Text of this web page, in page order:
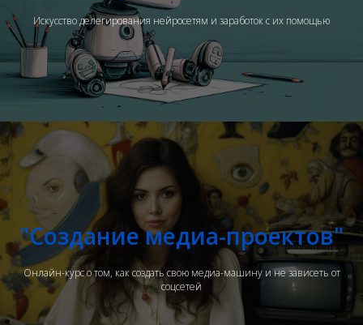
Искусство делегирования нейросетям и заработок с их помощью
"Создание медиа-проектов"
Онлайн-курс о том, как создать свою медиа-машину и не зависеть от
соцсетей